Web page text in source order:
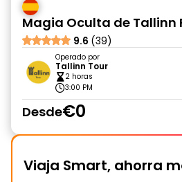
Magia Oculta de Tallinn
9.6 (39)
Operado por
Tallinn Tour
2 horas
3:00 PM
Desde€0
Viaja Smart, ahorra